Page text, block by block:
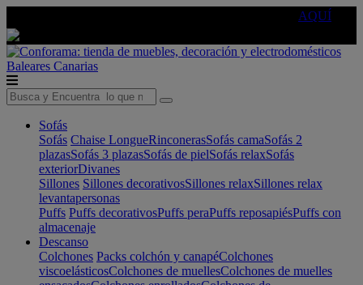
AQUÍ
Baleares Canarias
Sofás
Sofás Chaise LongueRinconerasSofás camaSofás 2
plazasSofás 3 plazasSofás de pielSofás relaxSofás
exteriorDivanes
Sillones Sillones decorativosSillones relaxSillones relax
levantapersonas
Puffs Puffs decorativosPuffs peraPuffs reposapiésPuffs con
almacenaje
Descanso
Colchones Packs colchón y canapéColchones
viscoelásticosColchones de muellesColchones de muelles